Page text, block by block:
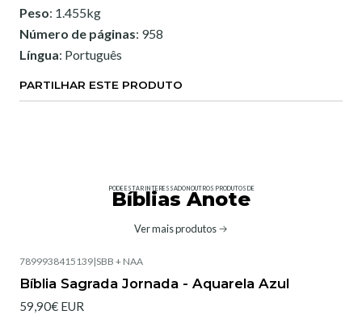
Peso: 1.455kg
Número de páginas: 958
Língua: Português
PARTILHAR ESTE PRODUTO
PODE ESTAR INTERESSADO NOUTROS PRODUTOS DE
Bíblias Anote
Ver mais produtos
7899938415139|SBB + NAA
Bíblia Sagrada Jornada - Aquarela Azul
59,90€ EUR